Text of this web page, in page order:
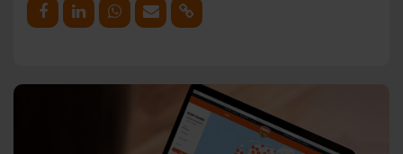
Deel op Facebook
Deel op LinkedinDeel op Whatsapp
Mail link Kopieer link